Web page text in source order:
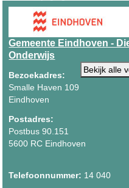
Gemeente Eindhoven -
Onderwijs
Bekijk alle
Bezoekadres:
Smalle Haven 109
Eindhoven
Postadres:
Postbus 90.151
5600 RC Eindhoven
Telefoonnummer: 14 040